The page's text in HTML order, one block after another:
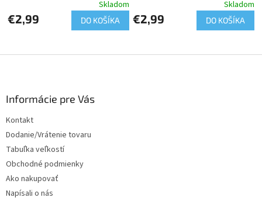
Skladom
€2,99 DO KOŠÍKA
Skladom
€2,99 DO KOŠÍKA
Informácie pre Vás
Kontakt
Dodanie/Vrátenie tovaru
Tabuľka veľkostí
Obchodné podmienky
Ako nakupovať
Napísali o nás